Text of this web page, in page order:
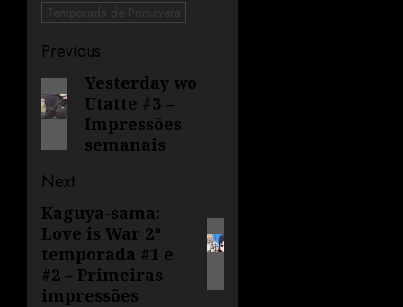
Temporada de Primavera
Previous
Yesterday wo
Utatte #3 –
Impressões
semanais
Next
Kaguya-sama:
Love is War 2ª
temporada #1 e
#2 – Primeiras
impressões